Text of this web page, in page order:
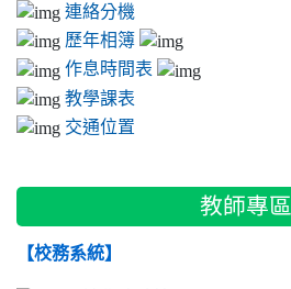
連絡分機
歷年相簿
作息時間表
教學課表
交通位置
教師專區
【校務系統】